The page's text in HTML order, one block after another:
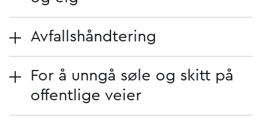
Avfallshåndtering
For å unngå søle og skitt på
offentlige veier